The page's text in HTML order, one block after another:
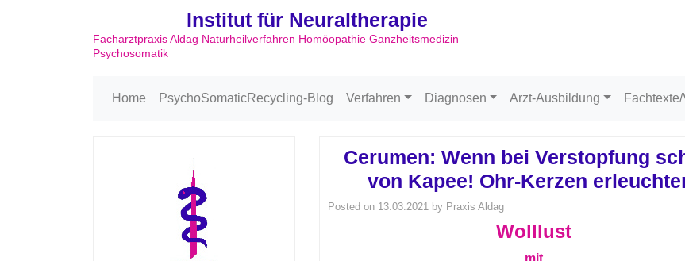
Institut für Neuraltherapie
Facharztpraxis Aldag Naturheilverfahren Homöopathie Ganzheitsmedizin
Psychosomatik
Home PsychoSomaticRecycling-Blog Verfahren Diagnosen Arzt-Ausbildung
Cerumen: Wenn bei Verstopfung
von Kapee! Ohr-Kerzen
Posted on 13.03.2021 by Praxis Aldag
Wolllust
mit